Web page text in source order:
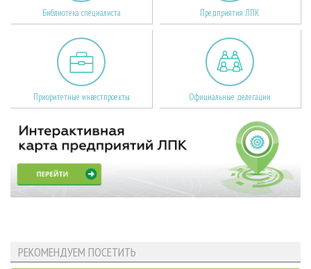
Библиотека специалиста Предприятия ЛПК
Приоритетные инвестпроекты Официальные делегации
РЕКОМЕНДУЕМ ПОСЕТИТЬ